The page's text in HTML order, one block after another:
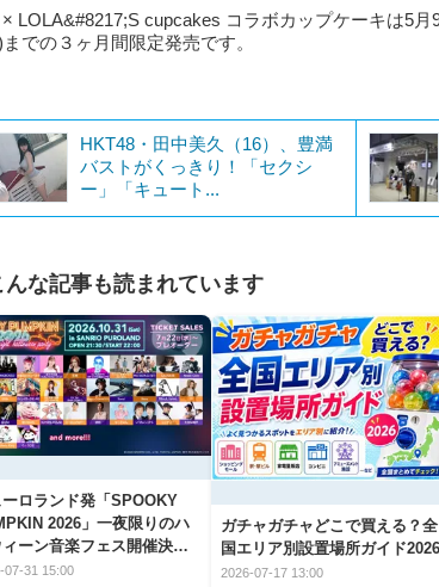
× LOLA&#8217;S cupcakes コラボカップケーキは5
での３ヶ月間限定発売です。
HKT48・田中美久（16）、豊満
バストがくっきり！「セクシ
ー」「キュート...
んな記事も読まれています
ーロランド発「SPOOKY
2026」一夜限りのハ
ィーン音楽フェス開催決
07-31 15:00
ガチャガチャどこで買える？全
国エリア別設置場所ガイド2026
2026-07-17 13:00